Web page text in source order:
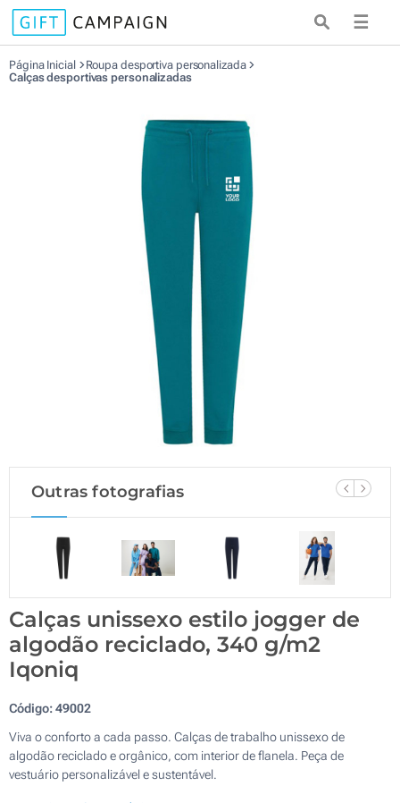
☰
Página Inicial
Roupa desportiva personalizada
Calças desportivas personalizadas
Outras fotografias
Calças unissexo estilo jogger de
algodão reciclado, 340 g/m2
Iqoniq
Código:49002
Viva o conforto a cada passo. Calças de trabalho unissexo de
algodão reciclado e orgânico, com interior de flanela. Peça de
vestuário personalizável e sustentável.